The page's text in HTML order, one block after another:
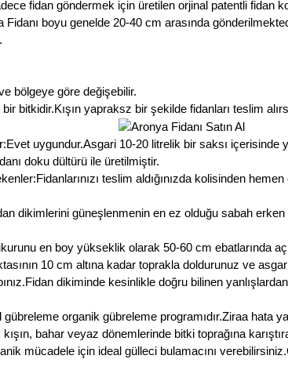
fidan göndermek için üretilen orjinal patentli fidan
boyu genelde 20-40 cm arasında
bölgeye göre değişebilir.
bitkidir.Kışın yapraksz bir şekilde fidanları teslim
uygundur.Asgari 10-20 litrelik bir saksı içerisinde
doku dültürü ile üretilmiştir.
teslim aldığınızda kolisinden
dikimlerini güneşlenmenin en ez olduğu sabah
en boy yükseklik olarak 50-60 cm ebatlarında
10 cm altına kadar toprakla doldurunuz ve
dikiminde kesinlikle doğru bilinen
organik gübreleme programıdır.Ziraa hata
bahar veyaz dönemlerinde bitki toprağına
mücadele için ideal gülleci bulamacını